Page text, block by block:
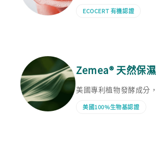
ECOCERT 有機認證
Zemea® 天然保
美國專利植物發酵成分
美國100%生物基認證